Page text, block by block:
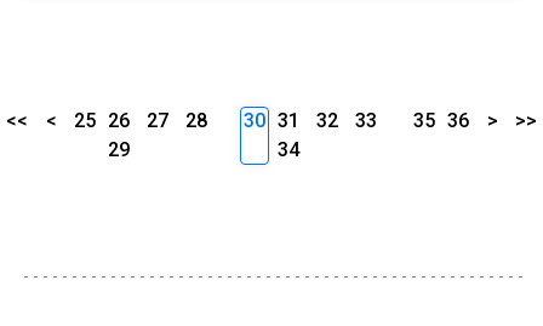
<< < 25 26 27
28
29
30 31 32
33
34
35 36 > >>